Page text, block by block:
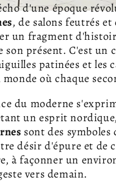
d'une époque
, de salons feutrés
un fragment
son présent. C'est
patinées et les
où chaque
du moderne
un esprit
sont des
désir d'épure et de
à façonner un
vers demain.